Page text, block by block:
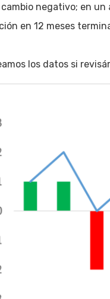
cambio negativo; en
en 12 meses
los datos si